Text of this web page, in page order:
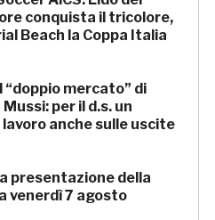
conquista il tricolore,
Beach la Coppa Italia
“doppio mercato” di
per il d.s. un
anche sulle uscite
presentazione della
venerdì 7 agosto